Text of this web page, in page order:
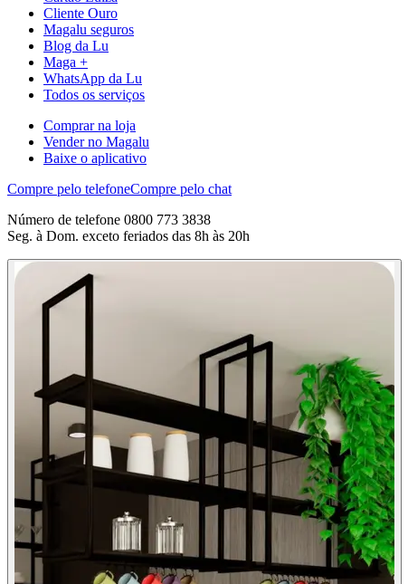
Cliente Ouro
Magalu seguros
Blog da Lu
Maga +
WhatsApp da Lu
Todos os serviços
Comprar na loja
Vender no Magalu
Baixe o aplicativo
Compre pelo telefoneCompre pelo chat
Número de telefone 0800 773 3838
Seg. à Dom. exceto feriados das 8h às 20h